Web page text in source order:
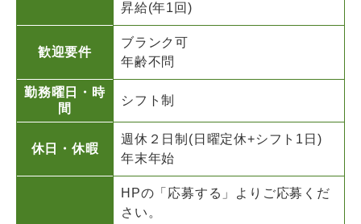
昇給(年1回)
歓迎要件
ブランク可
年齢不問
勤務曜日・時
間
シフト制
休日・休暇
週休２日制(日曜定休+シフト1日)
年末年始
HPの「応募する」よりご応募くだ
さい。